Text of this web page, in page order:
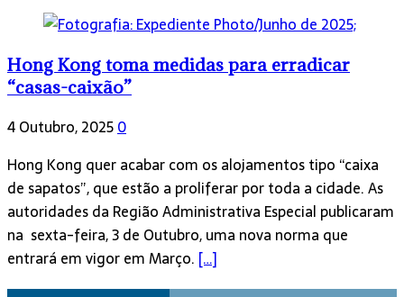
Hong Kong toma medidas para erradicar
“casas-caixão”
4 Outubro, 20250
Hong Kong quer acabar com os alojamentos tipo “caixa
de sapatos”, que estão a proliferar por toda a cidade. As
autoridades da Região Administrativa Especial publicaram
na sexta-feira, 3 de Outubro, uma nova norma que
entrará em vigor em Março. […]